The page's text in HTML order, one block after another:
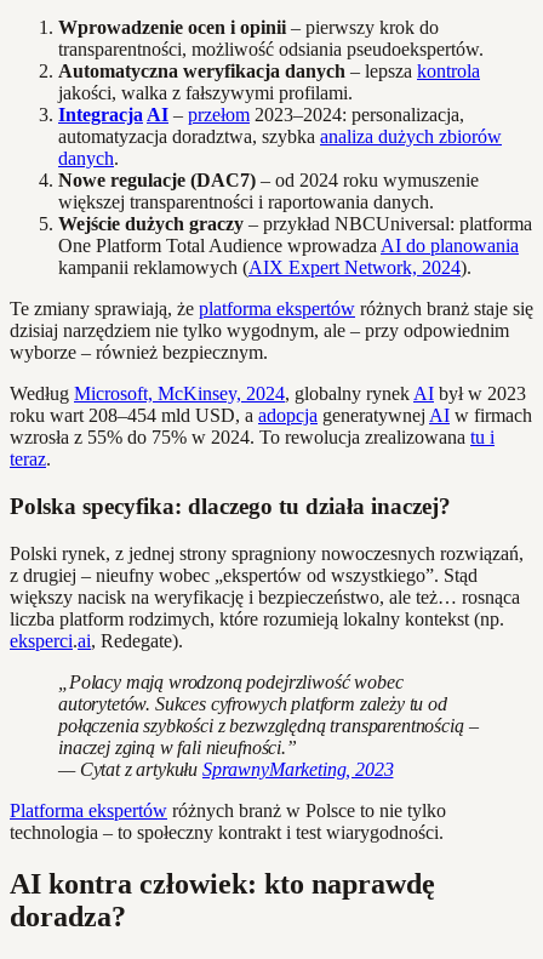
Wprowadzenie ocen i opinii – pierwszy krok do
transparentności, możliwość odsiania pseudoekspertów.
Automatyczna weryfikacja danych – lepsza kontrola
jakości, walka z fałszywymi profilami.
Integracja AI – przełom 2023–2024: personalizacja,
automatyzacja doradztwa, szybka analiza dużych zbiorów
danych.
Nowe regulacje (DAC7) – od 2024 roku wymuszenie
większej transparentności i raportowania danych.
Wejście dużych graczy – przykład NBCUniversal: platforma
One Platform Total Audience wprowadza AI do planowania
kampanii reklamowych (AIX Expert Network, 2024).
Te zmiany sprawiają, że platforma ekspertów różnych branż staje się
dzisiaj narzędziem nie tylko wygodnym, ale – przy odpowiednim
wyborze – również bezpiecznym.
Według Microsoft, McKinsey, 2024, globalny rynek AI był w 2023
roku wart 208–454 mld USD, a adopcja generatywnej AI w firmach
wzrosła z 55% do 75% w 2024. To rewolucja zrealizowana tu i
teraz.
Polska specyfika: dlaczego tu działa inaczej?
Polski rynek, z jednej strony spragniony nowoczesnych rozwiązań,
z drugiej – nieufny wobec „ekspertów od wszystkiego”. Stąd
większy nacisk na weryfikację i bezpieczeństwo, ale też… rosnąca
liczba platform rodzimych, które rozumieją lokalny kontekst (np.
eksperci.ai, Redegate).
„Polacy mają wrodzoną podejrzliwość wobec
autorytetów. Sukces cyfrowych platform zależy tu od
połączenia szybkości z bezwzględną transparentnością –
inaczej zginą w fali nieufności.”
— Cytat z artykułu SprawnyMarketing, 2023
Platforma ekspertów różnych branż w Polsce to nie tylko
technologia – to społeczny kontrakt i test wiarygodności.
AI kontra człowiek: kto naprawdę
doradza?